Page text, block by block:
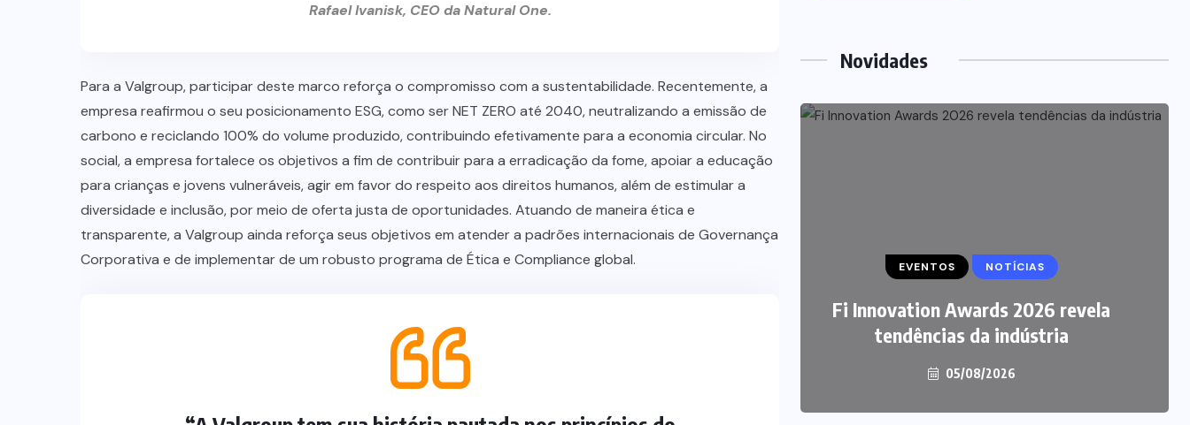
Rafael Ivanisk, CEO da Natural One.
Para a Valgroup, participar deste marco reforça o compromisso com a sustentabilidade. Recentemente, a
empresa reafirmou o seu posicionamento ESG, como ser NET ZERO até 2040, neutralizando a emissão de
carbono e reciclando 100% do volume produzido, contribuindo efetivamente para a economia circular. No
social, a empresa fortalece os objetivos a fim de contribuir para a erradicação da fome, apoiar a educação
para crianças e jovens vulneráveis, agir em favor do respeito aos direitos humanos, além de estimular a
diversidade e inclusão, por meio de oferta justa de oportunidades. Atuando de maneira ética e
transparente, a Valgroup ainda reforça seus objetivos em atender a padrões internacionais de Governança
Corporativa e de implementar de um robusto programa de Ética e Compliance global.
Novidades
EVENTOS NOTÍCIAS NEGÓCIOS EVENTOS NOTÍCIAS
Fi Innovation Awards 2026 revela
tendências da indústria
05/08/2026